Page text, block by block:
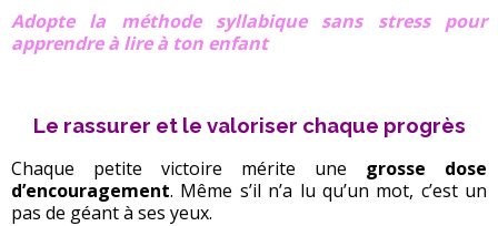
Adopte la méthode syllabique sans stress pour
apprendre à lire à ton enfant
Le rassurer et le valoriser chaque progrès
Chaque petite victoire mérite une grosse dose
d’encouragement. Même s’il n’a lu qu’un mot, c’est un
pas de géant à ses yeux.